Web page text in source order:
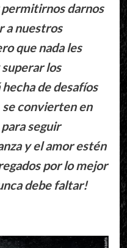
darnos
a nuestros
que nada les
los
de desafíos
se convierten en
seguir
y el amor estén
por lo mejor
debe faltar!